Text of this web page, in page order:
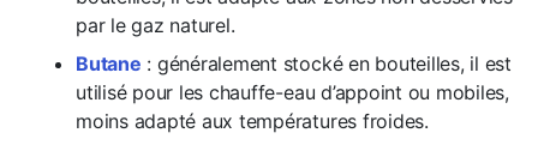
par le gaz naturel.
Butane : généralement stocké en bouteilles, il est
utilisé pour les chauffe-eau d’appoint ou mobiles,
moins adapté aux températures froides.